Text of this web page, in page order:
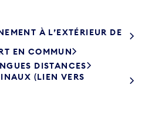
À L’EXTÉRIEUR DE
EN COMMUN
DISTANCES
(LIEN VERS